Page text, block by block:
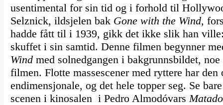
usentimental for sin tid og i forhold til
Selznick, ildsjelen bak Gone with the Wind,
hadde fått til i 1939, gikk det ikke slik han
skuffet i sin samtid. Denne filmen begynner
Wind med solnedgangen i bakgrunnsbildet,
filmen. Flotte massescener med ryttere har
endimensjonale, og det hele topper seg. Se
scenen i kinosalen i Pedro Almodóvars